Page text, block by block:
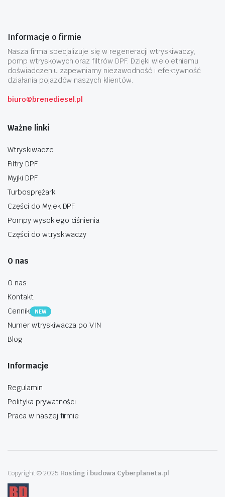
Informacje o firmie
Nasza firma specjalizuje się w regeneracji wtryskiwaczy,
pomp wtryskowych oraz filtrów DPF. Dzięki wieloletniemu
doświadczeniu zapewniamy niezawodność i efektywność
działania pojazdów naszych klientów.
biuro@brenediesel.pl
Ważne linki
Wtryskiwacze
Filtry DPF
Myjki DPF
Turbosprężarki
Części do Myjek DPF
Pompy wysokiego ciśnienia
Części do wtryskiwaczy
O nas
O nas
Kontakt
Cennik
NEW
Numer wtryskiwacza po VIN
Blog
Informacje
Regulamin
Polityka prywatności
Praca w naszej firmie
Copyright © 2025 Hosting i budowa Cyberplaneta.pl